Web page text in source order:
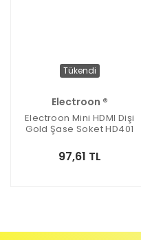
Tükendi
Electroon ®
Electroon Mini HDMI Dişi
Gold Şase Soket HD401
97,61 TL